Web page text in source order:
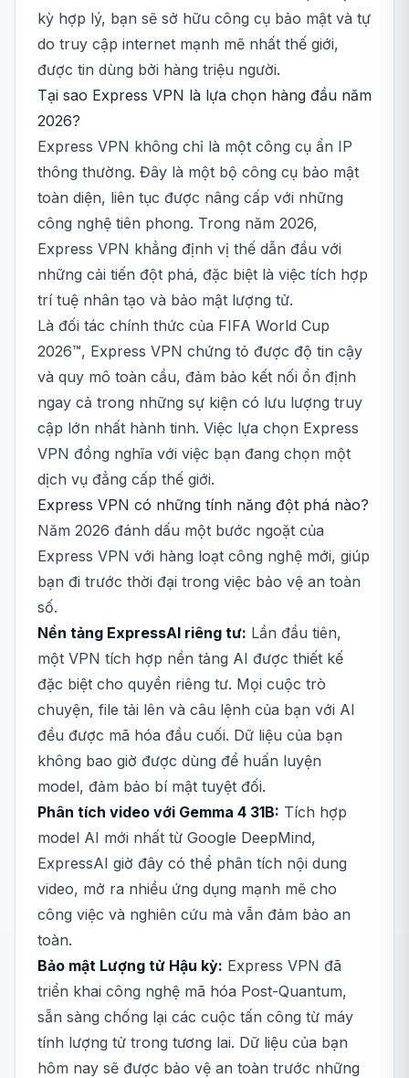
kỳ hợp lý, bạn sẽ sở hữu công cụ bảo mật và tự
do truy cập internet mạnh mẽ nhất thế giới,
được tin dùng bởi hàng triệu người.
Tại sao Express VPN là lựa chọn hàng đầu năm
2026?
Express VPN không chỉ là một công cụ ẩn IP
thông thường. Đây là một bộ công cụ bảo mật
toàn diện, liên tục được nâng cấp với những
công nghệ tiên phong. Trong năm 2026,
Express VPN khẳng định vị thế dẫn đầu với
những cải tiến đột phá, đặc biệt là việc tích hợp
trí tuệ nhân tạo và bảo mật lượng tử.
Là đối tác chính thức của FIFA World Cup
2026™, Express VPN chứng tỏ được độ tin cậy
và quy mô toàn cầu, đảm bảo kết nối ổn định
ngay cả trong những sự kiện có lưu lượng truy
cập lớn nhất hành tinh. Việc lựa chọn Express
VPN đồng nghĩa với việc bạn đang chọn một
dịch vụ đẳng cấp thế giới.
Express VPN có những tính năng đột phá nào?
Năm 2026 đánh dấu một bước ngoặt của
Express VPN với hàng loạt công nghệ mới, giúp
bạn đi trước thời đại trong việc bảo vệ an toàn
số.
Nền tảng ExpressAI riêng tư: Lần đầu tiên,
một VPN tích hợp nền tảng AI được thiết kế
đặc biệt cho quyền riêng tư. Mọi cuộc trò
chuyện, file tải lên và câu lệnh của bạn với AI
đều được mã hóa đầu cuối. Dữ liệu của bạn
không bao giờ được dùng để huấn luyện
model, đảm bảo bí mật tuyệt đối.
Phân tích video với Gemma 4 31B: Tích hợp
model AI mới nhất từ Google DeepMind,
ExpressAI giờ đây có thể phân tích nội dung
video, mở ra nhiều ứng dụng mạnh mẽ cho
công việc và nghiên cứu mà vẫn đảm bảo an
toàn.
Bảo mật Lượng tử Hậu kỳ: Express VPN đã
triển khai công nghệ mã hóa Post-Quantum,
sẵn sàng chống lại các cuộc tấn công từ máy
tính lượng tử trong tương lai. Dữ liệu của bạn
hôm nay sẽ được bảo vệ an toàn trước những